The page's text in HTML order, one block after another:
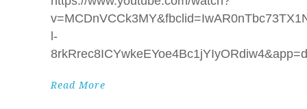
l-
Read More